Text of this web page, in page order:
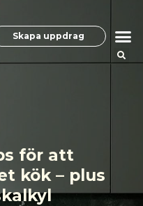
Skapa uppdrag
för att
kök – plus